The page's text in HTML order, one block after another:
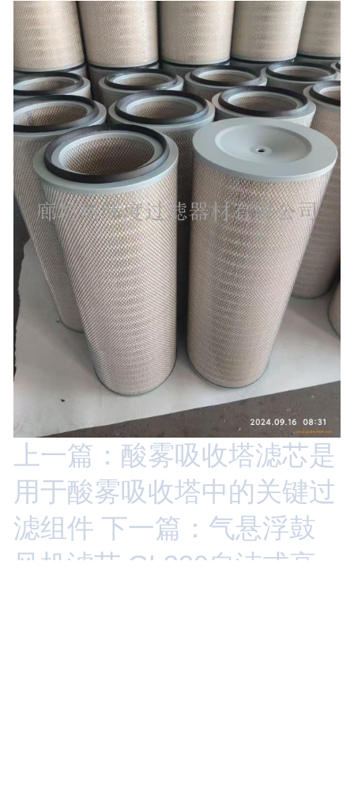
上一篇：酸雾吸收塔滤芯是
用于酸雾吸收塔中的关键过
滤组件 下一篇：气悬浮鼓
风机滤芯 GL320自洁式高